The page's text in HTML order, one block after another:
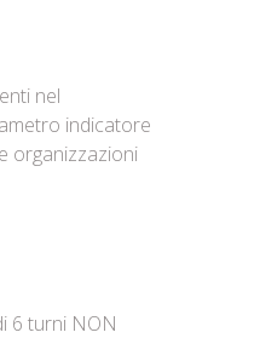
nel
indicatore
organizzazioni
6 turni NON